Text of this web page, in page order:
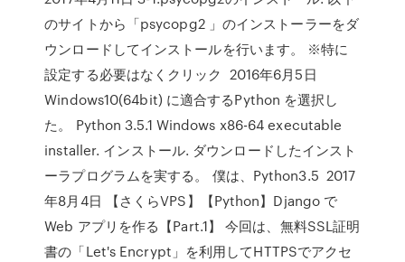
のサイトから「psycopg2 」のインストーラーをダ
ウンロードしてインストールを行います。 ※特に
設定する必要はなくクリック 2016年6月5日
Windows10(64bit) に適合するPython を選択し
た。 Python 3.5.1 Windows x86-64 executable
installer. インストール. ダウンロードしたインスト
ーラプログラムを実する。 僕は、Python3.5 2017
年8月4日 【さくらVPS】【Python】Django で
Web アプリを作る【Part.1】 今回は、無料SSL証明
書の「Let's Encrypt」を利用してHTTPSでアクセ